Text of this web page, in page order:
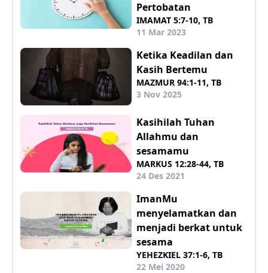
Pertobatan
IMAMAT 5:7-10, TB
11 Mar 2023
Ketika Keadilan dan
Kasih Bertemu
MAZMUR 94:1-11, TB
3 Nov 2025
Kasihilah Tuhan
Allahmu dan
sesamamu
MARKUS 12:28-44, TB
24 Des 2021
ImanMu
menyelamatkan dan
menjadi berkat untuk
sesama
YEHEZKIEL 37:1-6, TB
22 Mei 2020